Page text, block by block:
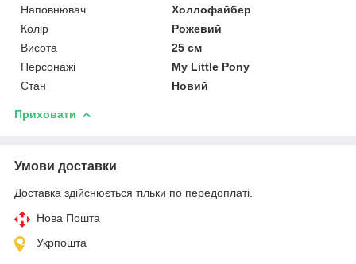
Наповнювач
Холлофайбер
Колір
Рожевий
Висота
25 см
Персонажі
My Little Pony
Стан
Новий
Приховати
Умови доставки
Доставка здійснюється тільки по передоплаті.
Нова Пошта
Укрпошта